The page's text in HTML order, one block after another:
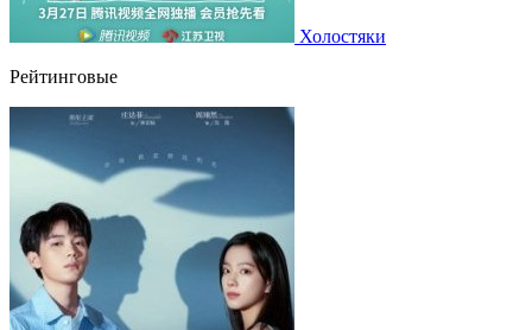
Холостяки
Рейтинговые